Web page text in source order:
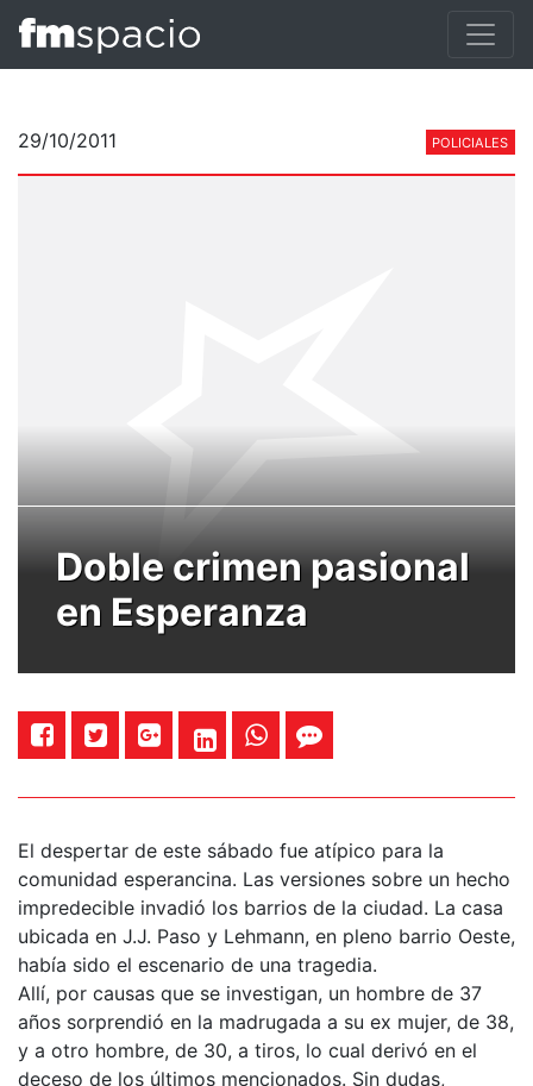
29/10/2011 POLICIALES
Doble crimen pasional
en Esperanza
El despertar de este sábado fue atípico para la
comunidad esperancina. Las versiones sobre un hecho
impredecible invadió los barrios de la ciudad. La casa
ubicada en J.J. Paso y Lehmann, en pleno barrio Oeste,
había sido el escenario de una tragedia.
Allí, por causas que se investigan, un hombre de 37
años sorprendió en la madrugada a su ex mujer, de 38,
y a otro hombre, de 30, a tiros, lo cual derivó en el
deceso de los últimos mencionados. Sin dudas,